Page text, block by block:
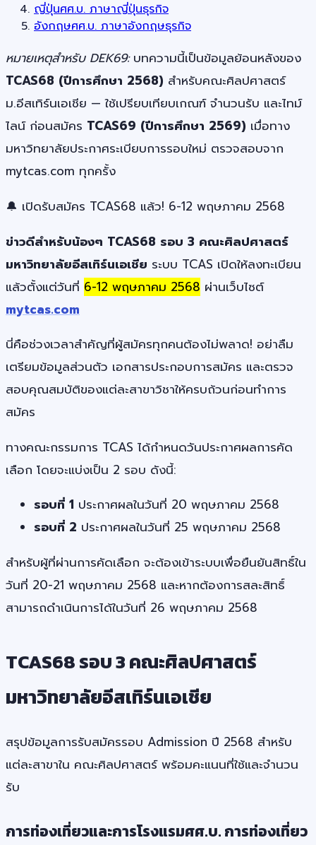
ญี่ปุ่นศศ.บ. ภาษาญี่ปุ่นธุรกิจ
อังกฤษศศ.บ. ภาษาอังกฤษธุรกิจ
หมายเหตุสำหรับ DEK69:บทความนี้เป็นข้อมูลย้อนหลังของ
TCAS68 (ปีการศึกษา 2568) สำหรับคณะศิลปศาสตร์
ม.อีสเทิร์นเอเชีย — ใช้เปรียบเทียบเกณฑ์ จำนวนรับ และไทม์
ไลน์ ก่อนสมัคร TCAS69 (ปีการศึกษา 2569) เมื่อทาง
มหาวิทยาลัยประกาศระเบียบการรอบใหม่ ตรวจสอบจาก
mytcas.com ทุกครั้ง
🔔 เปิดรับสมัคร TCAS68 แล้ว! 6-12 พฤษภาคม 2568
ข่าวดีสำหรับน้องๆ TCAS68 รอบ 3 คณะศิลปศาสตร์
มหาวิทยาลัยอีสเทิร์นเอเชีย ระบบ TCAS เปิดให้ลงทะเบียน
แล้วตั้งแต่วันที่ 6-12 พฤษภาคม 2568 ผ่านเว็บไซต์
mytcas.com
นี่คือช่วงเวลาสำคัญที่ผู้สมัครทุกคนต้องไม่พลาด! อย่าลืม
เตรียมข้อมูลส่วนตัว เอกสารประกอบการสมัคร และตรวจ
สอบคุณสมบัติของแต่ละสาขาวิชาให้ครบถ้วนก่อนทำการ
สมัคร
ทางคณะกรรมการ TCAS ได้กำหนดวันประกาศผลการคัด
เลือก โดยจะแบ่งเป็น 2 รอบ ดังนี้:
รอบที่ 1 ประกาศผลในวันที่ 20 พฤษภาคม 2568
รอบที่ 2 ประกาศผลในวันที่ 25 พฤษภาคม 2568
สำหรับผู้ที่ผ่านการคัดเลือก จะต้องเข้าระบบเพื่อยืนยันสิทธิ์ใน
วันที่ 20-21 พฤษภาคม 2568 และหากต้องการสละสิทธิ์
สามารถดำเนินการได้ในวันที่ 26 พฤษภาคม 2568
TCAS68 รอบ 3 คณะศิลปศาสตร์
มหาวิทยาลัยอีสเทิร์นเอเชีย
สรุปข้อมูลการรับสมัครรอบ Admission ปี 2568 สำหรับ
แต่ละสาขาใน คณะศิลปศาสตร์ พร้อมคะแนนที่ใช้และจำนวน
รับ
การท่องเที่ยวและการโรงแรมศศ.บ. การท่องเที่ยว